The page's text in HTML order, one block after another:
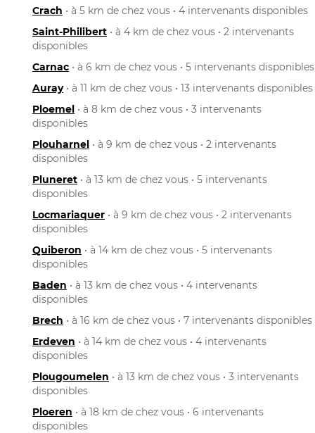
Crach • à 5 km de chez vous • 4 intervenants disponibles
Saint-Philibert • à 4 km de chez vous • 2 intervenants
disponibles
Carnac • à 6 km de chez vous • 5 intervenants disponibles
Auray• à 11 km de chez vous • 13 intervenants disponibles
Ploemel • à 8 km de chez vous • 3 intervenants
disponibles
Plouharnel • à 9 km de chez vous • 2 intervenants
disponibles
Pluneret • à 13 km de chez vous • 5 intervenants
disponibles
Locmariaquer • à 9 km de chez vous • 2 intervenants
disponibles
Quiberon • à 14 km de chez vous • 5 intervenants
disponibles
Baden • à 13 km de chez vous • 4 intervenants
disponibles
Brech • à 16 km de chez vous • 7 intervenants disponibles
Erdeven • à 14 km de chez vous • 4 intervenants
disponibles
Plougoumelen • à 13 km de chez vous • 3 intervenants
disponibles
Ploeren • à 18 km de chez vous • 6 intervenants
disponibles